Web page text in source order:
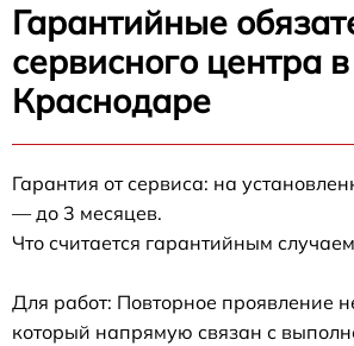
Гарантийные
сервисного центра в
Краснодаре
Гарантия от сервиса: на
— до 3 месяцев.
Что считается гарантийным
Для работ: Повторное проявление
который напрямую связан с